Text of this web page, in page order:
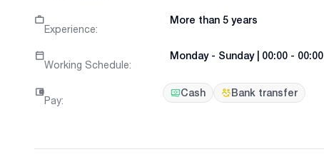
Experience:
More than 5 years
Working Schedule:
Monday- Sunday| 00:00 - 00:00
Pay:
Cash Bank transfer